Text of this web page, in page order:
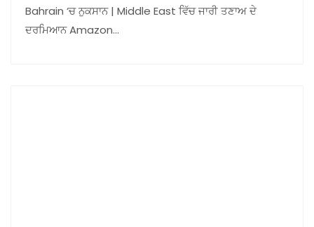
Bahrain ‘ਚ ਨੁਕਸਾਨ | Middle East ਵਿੱਚ ਜਾਰੀ ਤਣਾਅ ਦੇ
ਦਰਮਿਆਨ Amazon…